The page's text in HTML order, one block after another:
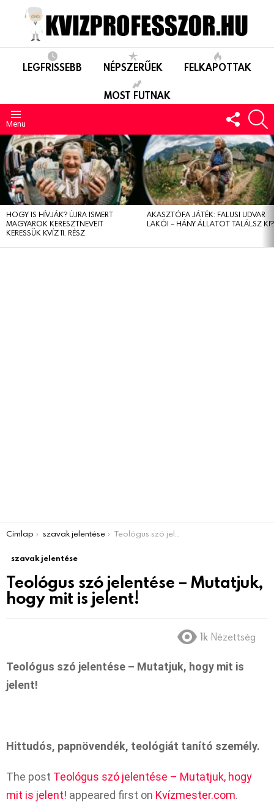
LEGFRISSEBB NÉPSZERŰEK FELKAPOTTAK
MOST FUTNAK
Menu
US
LEGUTÓBBIAK
HOGY IS HÍVJÁK? ÚJRA ISMERT
MAGYAROK KERESZTNEVEIT
KERESSÜK KVÍZ 11. RÉSZ
AKASZTÓFA JÁTÉK: FALUSI UDVAR
LAKÓI – HÁNY ÁLLATOT TALÁLSZ KI?
You are here:
Címlap szavak jelentése Teológus szó jelentése – Mutatjuk, hogy mit is jelent!
szavak jelentése
Teológus szó jelentése – Mutatjuk,
hogy mit is jelent!
1k Nézettség
Teológus szó jelentése – Mutatjuk, hogy mit is
jelent!
Hittudós, papnövendék, teológiát tanító személy.
The post Teológus szó jelentése – Mutatjuk, hogy
mit is jelent! appeared first on Kvízmester.com.